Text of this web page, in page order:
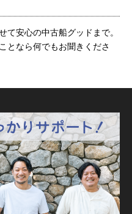
て安心の中古船グッドまで。
となら何でもお聞きくださ